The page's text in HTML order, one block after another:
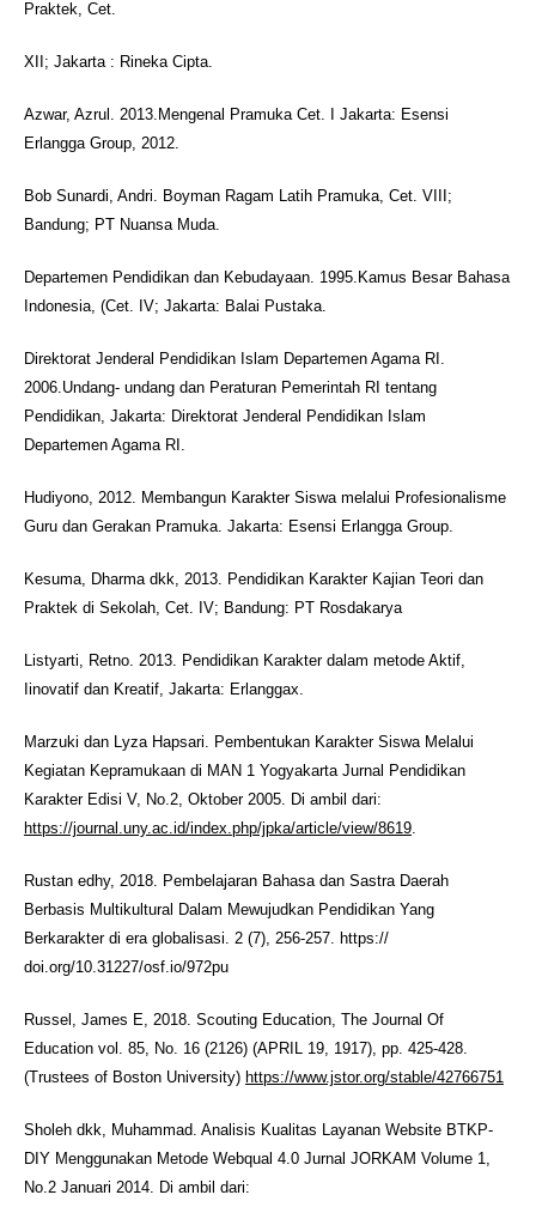
Praktek, Cet.
XII; Jakarta : Rineka Cipta.
Azwar, Azrul. 2013.Mengenal Pramuka Cet. I Jakarta: Esensi
Erlangga Group, 2012.
Bob Sunardi, Andri. Boyman Ragam Latih Pramuka, Cet. VIII;
Bandung; PT Nuansa Muda.
Departemen Pendidikan dan Kebudayaan. 1995.Kamus Besar Bahasa
Indonesia, (Cet. IV; Jakarta: Balai Pustaka.
Direktorat Jenderal Pendidikan Islam Departemen Agama RI.
2006.Undang- undang dan Peraturan Pemerintah RI tentang
Pendidikan, Jakarta: Direktorat Jenderal Pendidikan Islam
Departemen Agama RI.
Hudiyono, 2012. Membangun Karakter Siswa melalui Profesionalisme
Guru dan Gerakan Pramuka. Jakarta: Esensi Erlangga Group.
Kesuma, Dharma dkk, 2013. Pendidikan Karakter Kajian Teori dan
Praktek di Sekolah, Cet. IV; Bandung: PT Rosdakarya
Listyarti, Retno. 2013. Pendidikan Karakter dalam metode Aktif,
Iinovatif dan Kreatif, Jakarta: Erlanggax.
Marzuki dan Lyza Hapsari. Pembentukan Karakter Siswa Melalui
Kegiatan Kepramukaan di MAN 1 Yogyakarta Jurnal Pendidikan
Karakter Edisi V, No.2, Oktober 2005. Di ambil dari:
https://journal.uny.ac.id/index.php/jpka/article/view/8619.
Rustan edhy, 2018. Pembelajaran Bahasa dan Sastra Daerah
Berbasis Multikultural Dalam Mewujudkan Pendidikan Yang
Berkarakter di era globalisasi. 2 (7), 256-257. https://
doi.org/10.31227/osf.io/972pu
Russel, James E, 2018. Scouting Education, The Journal Of
Education vol. 85, No. 16 (2126) (APRIL 19, 1917), pp. 425-428.
(Trustees of Boston University) https://www.jstor.org/stable/42766751
Sholeh dkk, Muhammad. Analisis Kualitas Layanan Website BTKP-
DIY Menggunakan Metode Webqual 4.0 Jurnal JORKAM Volume 1,
No.2 Januari 2014. Di ambil dari: